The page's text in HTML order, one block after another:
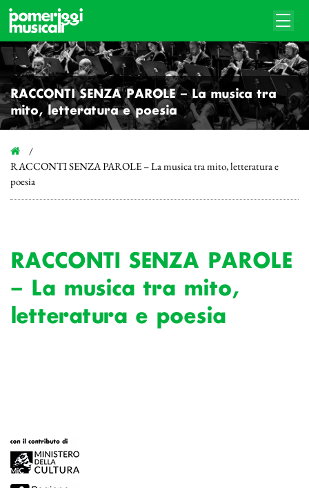
RACCONTI SENZA PAROLE – La musica tra
mito, letteratura e poesia
RACCONTI SENZA PAROLE – La musica tra mito, letteratura e
poesia
RACCONTI SENZA PAROLE
– La musica tra mito,
letteratura e poesia